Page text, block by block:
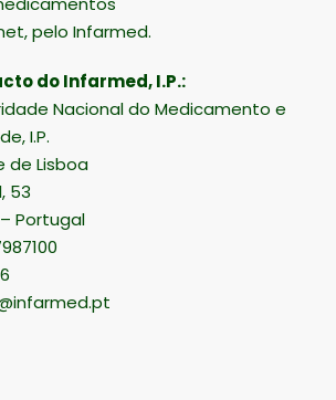
pelo Infarmed.
do Infarmed, I.P.:
Nacional do Medicamento e
I.P.
de Lisboa
53
Portugal